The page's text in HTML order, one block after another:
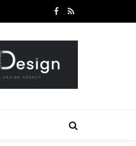
Facebook
RSS